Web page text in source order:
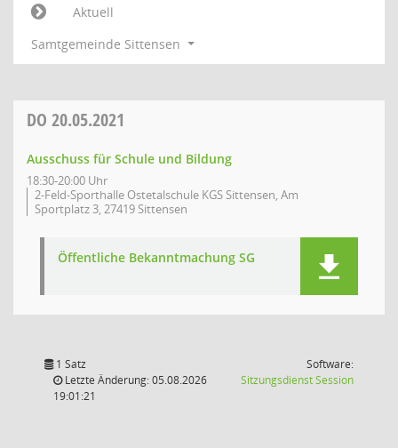
Aktuell
Samtgemeinde Sittensen
DO 20.05.2021
Ausschuss für Schule und Bildung
18:30-20:00 Uhr
2-Feld-Sporthalle Ostetalschule KGS Sittensen, Am
Sportplatz 3, 27419 Sittensen
Öffentliche Bekanntmachung SG
1 Satz
Letzte Änderung: 05.08.2026
19:01:21
Software:
SitzungsdienstSession(Wird in